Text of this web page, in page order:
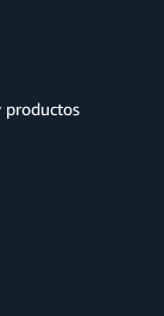
productos